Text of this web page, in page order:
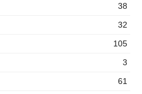
38
32
105
3
61